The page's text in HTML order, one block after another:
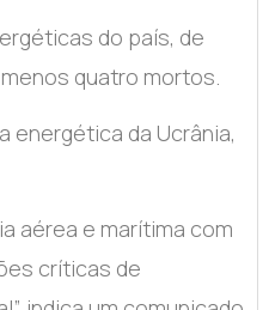
do país, de
quatro mortos.
energética da Ucrânia,
aérea e marítima com
críticas de